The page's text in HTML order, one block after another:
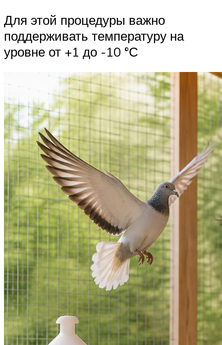
Для этой процедуры важно
поддерживать температуру на
уровне от +1 до -10 °С